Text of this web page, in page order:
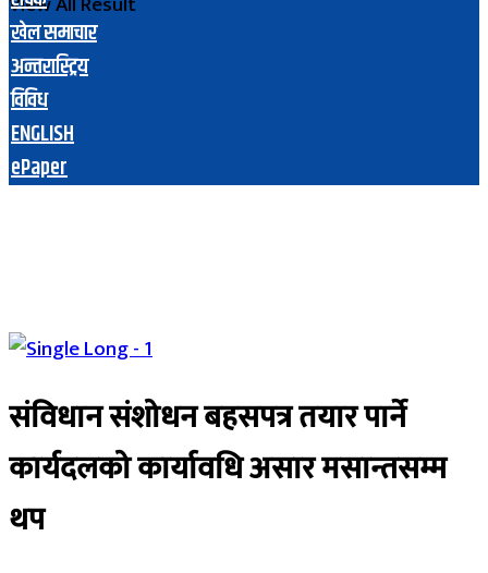
खेल समाचार
अन्तरास्ट्रिय
विविध
ENGLISH
ePaper
संविधान संशोधन बहसपत्र तयार पार्ने
कार्यदलको कार्यावधि असार मसान्तसम्म
थप